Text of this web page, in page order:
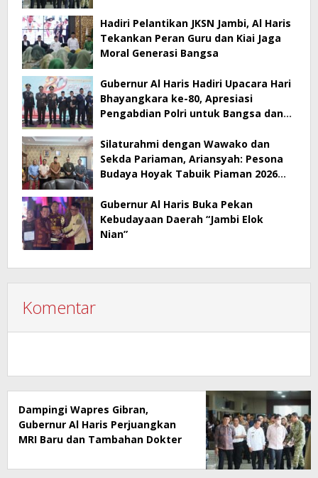
Hadiri Pelantikan JKSN Jambi, Al Haris
Tekankan Peran Guru dan Kiai Jaga
Moral Generasi Bangsa
Gubernur Al Haris Hadiri Upacara Hari
Bhayangkara ke-80, Apresiasi
Pengabdian Polri untuk Bangsa dan
Silaturahmi dengan Wawako dan
Sekda Pariaman, Ariansyah: Pesona
Budaya Hoyak Tabuik Piaman 2026
Gubernur Al Haris Buka Pekan
Kebudayaan Daerah “Jambi Elok
Nian”
Komentar
Dampingi Wapres Gibran,
Gubernur Al Haris Perjuangkan
MRI Baru dan Tambahan Dokter
Mattaher